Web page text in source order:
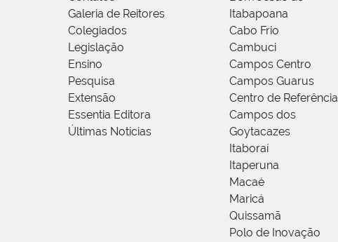
Galeria de Reitores
Colegiados
Legislação
Ensino
Pesquisa
Extensão
Essentia Editora
Últimas Notícias
Itabapoana
Cabo Frio
Cambuci
Campos Centro
Campos Guarus
Centro de Referência
Campos dos
Goytacazes
Itaboraí
Itaperuna
Macaé
Maricá
Quissamã
Polo de Inovação